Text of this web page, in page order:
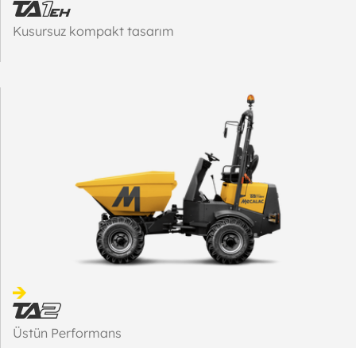
Kusursuz kompakt tasarım
Üstün Performans